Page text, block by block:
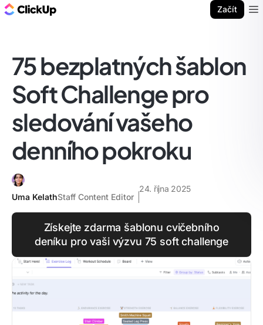
Začít
75 bezplatných šablon
Soft Challenge pro
sledování vašeho
denního pokroku
Uma KelathStaff Content Editor
24. října 2025
Získejte zdarma šablonu cvičebního
deníku pro vaši výzvu 75 soft challenge